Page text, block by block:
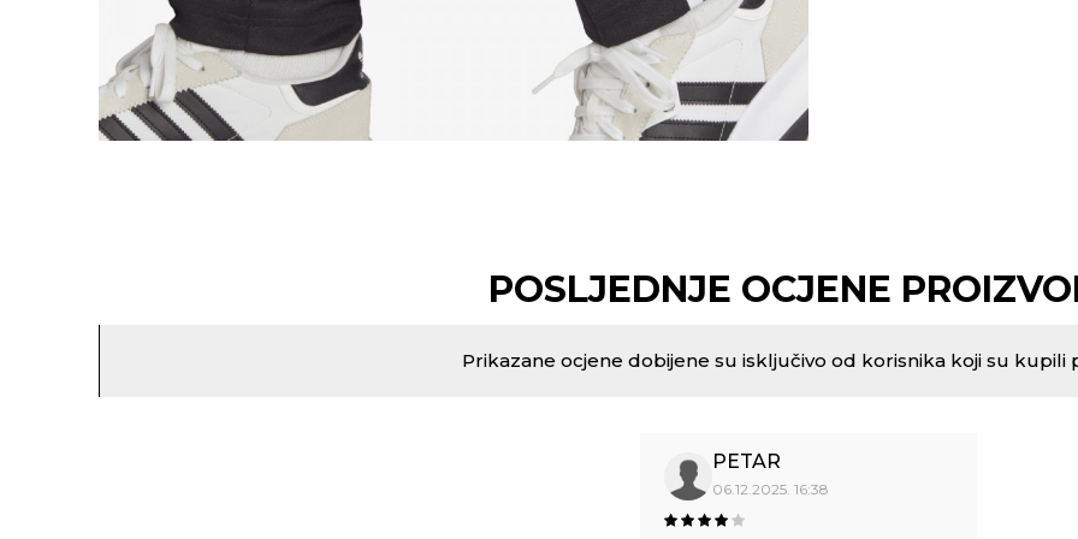
POSLJEDNJE OCJENE
Prikazane ocjene dobijene su isključivo od korisnika koji su kupili
PETAR
06.12.2025. 16:38